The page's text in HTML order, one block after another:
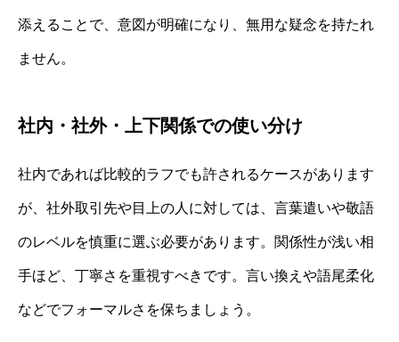
添えることで、意図が明確になり、無用な疑念を持たれ
ません。
社内・社外・上下関係での使い分け
社内であれば比較的ラフでも許されるケースがあります
が、社外取引先や目上の人に対しては、言葉遣いや敬語
のレベルを慎重に選ぶ必要があります。関係性が浅い相
手ほど、丁寧さを重視すべきです。言い換えや語尾柔化
などでフォーマルさを保ちましょう。